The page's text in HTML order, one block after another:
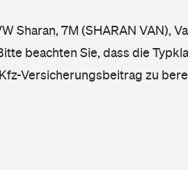
Sharan, 7M (SHARAN VAN),
beachten Sie, dass die
Versicherungsbeitrag zu